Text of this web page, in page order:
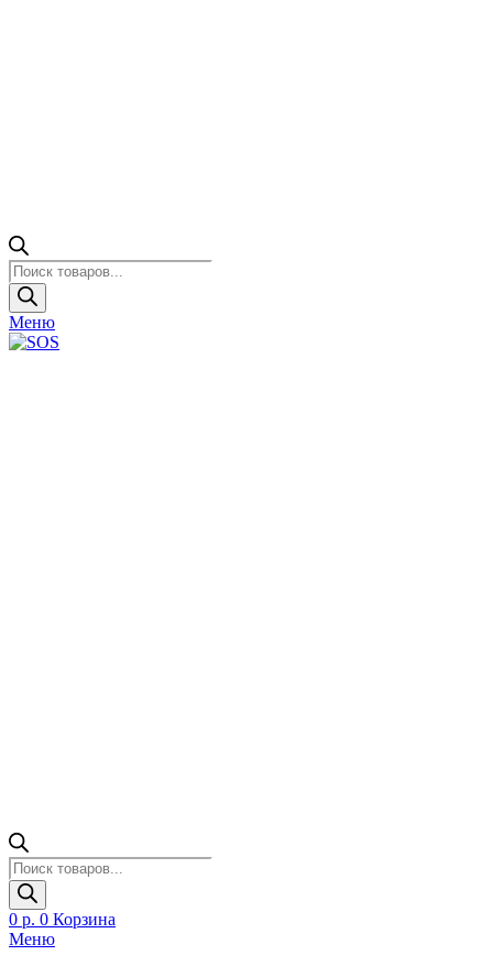
Поиск
товаров
Меню
Поиск
товаров
0 р. 0 Корзина
Меню